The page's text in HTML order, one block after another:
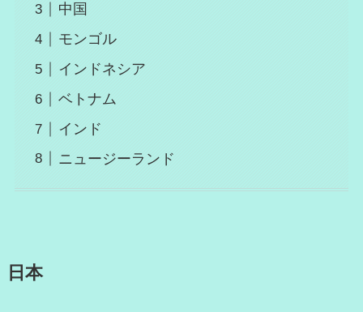
中国
モンゴル
インドネシア
ベトナム
インド
ニュージーランド
日本